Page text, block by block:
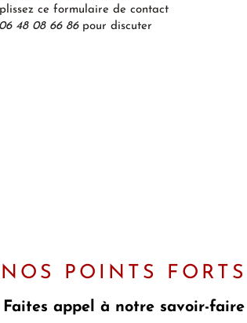
ce formulaire de contact
06 48 08 66 86pour discuter
NOS POINTS FORTS
Faites appel à notre savoir-faire